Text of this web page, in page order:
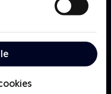
mellem en glad og
venner.